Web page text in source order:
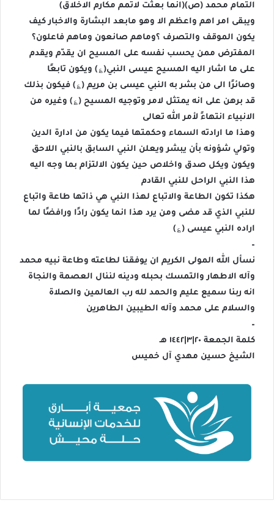
التمام محمد (ص)(انما بعثت لاتمم مكارم الاخلاق)
ويبقى امر اهم واعظم الا وهو مابعد البشارة والاخبار كيف
يكون الموقف والتصرف ؟وماهم صانعون وماهم فاعلون؟
المفترض ممن يحسب نفسه على المسيح ان يقدّم ويقدم
على ما اشار اليه المسيح عيسى النبي(؏) ويكون تابعًا
وصائرًا الى من بشر به النبي عيسى بن مريم (؏) فيكون بذلك
قد برهن على انه يمتثل لامر وتوجيه المسيح (؏) وغيره من
الانبياء انتهاءً لأمر الله تعالى
وهذا ما ارادته السماء وحكمتها فيما يكون من ادارة الدين
وتولي شؤونه بأن يبشر ويعلن النبي السابق بالنبي اللاحق
ويكون ويكل صدق واخلاص حين يكون الالتزام بما وجه اليه
هذا النبي الراحل للنبي القادم
هكذا تكون الطاعة والاتباع لهذا النبي هي ذاتها طاعة واتباع
للنبي الذي قد مضى ومن يرد هذا انما يكون رادًا ورافضًا لما
اراده النبي عيسى (؏)
–
نسأل الله المولى الكريم ان يوفقنا لطاعته وطاعة نبيه محمد
وآله الاطهار والتمسك بحبله ودينه لننال العصمة والنجاة
انه ربنا سميع عليم والحمد لله رب العالمين والصلاة
والسلام على محمد وآله الطيبين الطاهرين
–
كلمة الجمعة ٢٠|٣|١٤٤٢ هـ
الشيخ حسين مهدي آل خميس